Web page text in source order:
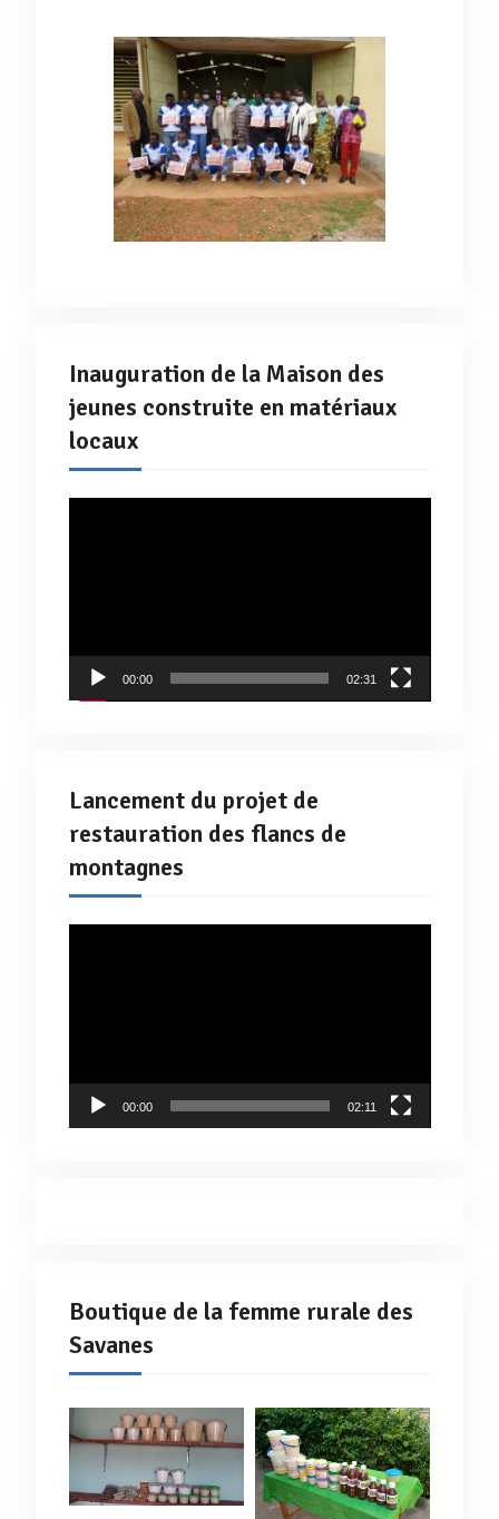
Inauguration de la Maison des
jeunes construite en matériaux
locaux
00:00 02:31
Lancement du projet de
restauration des flancs de
montagnes
00:00 02:11
Boutique de la femme rurale des
Savanes